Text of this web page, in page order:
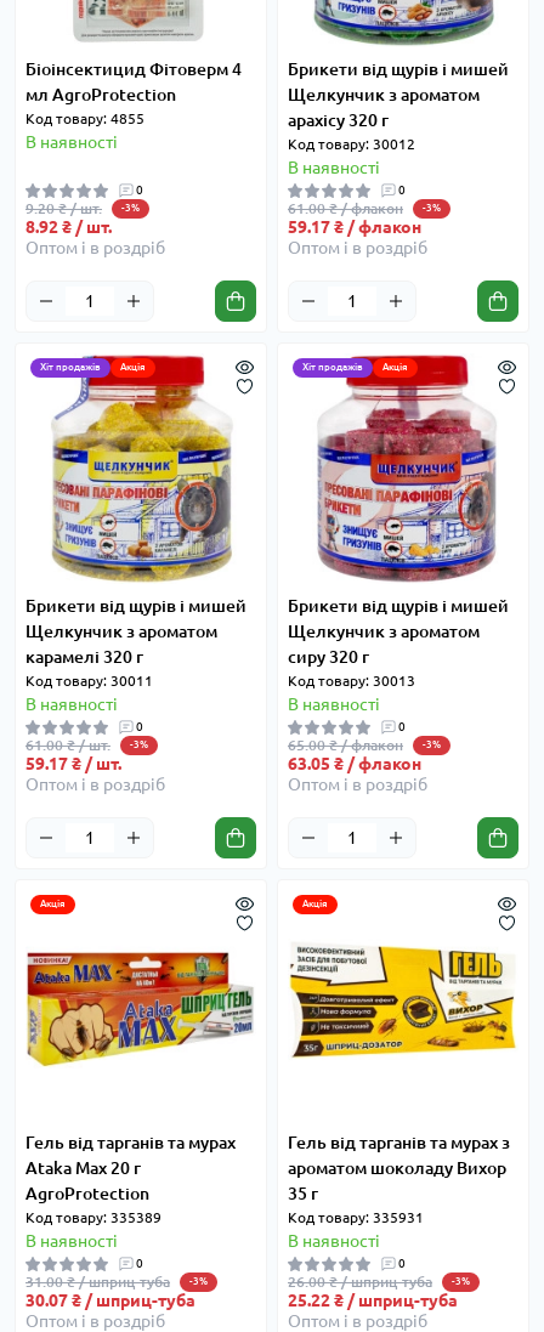
Біоінсектицид Фітоверм 4
мл AgroProtection
Код товару: 4855
В наявності
0
9.20 ₴ / шт. -3%
8.92 ₴ / шт.
Оптом і в роздріб
Брикети від щурів і мишей
Щелкунчик з ароматом
арахісу 320 г
Код товару: 30012
В наявності
0
61.00 ₴ / флакон -3%
59.17 ₴ / флакон
Оптом і в роздріб
Хіт продажів Акція
Брикети від щурів і мишей
Щелкунчик з ароматом
карамелі 320 г
Код товару: 30011
В наявності
0
61.00 ₴ / шт. -3%
59.17 ₴ / шт.
Оптом і в роздріб
Хіт продажів Акція
Брикети від щурів і мишей
Щелкунчик з ароматом
сиру 320 г
Код товару: 30013
В наявності
0
65.00 ₴ / флакон -3%
63.05 ₴ / флакон
Оптом і в роздріб
Акція
Гель від тарганів та мурах
Ataka Max 20 г
AgroProtection
Код товару: 335389
В наявності
0
31.00 ₴ / шприц-туба -3%
30.07 ₴ / шприц-туба
Оптом і в роздріб
Акція
Гель від тарганів та мурах з
ароматом шоколаду Вихор
35 г
Код товару: 335931
В наявності
0
26.00 ₴ / шприц-туба -3%
25.22 ₴ / шприц-туба
Оптом і в роздріб